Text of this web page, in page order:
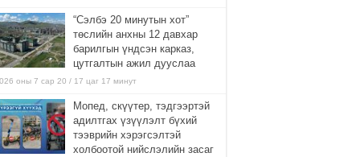
“Сэлбэ 20 минутын хот”
төслийн анхны 12 давхар
барилгын үндсэн карказ,
цутгалтын ажил дууслаа
оны 7 сар 20 / 17 цаг 17 минут
Мопед, скүүтер, тэдгээртэй
адилтгах үзүүлэлт бүхий
тээврийн хэрэгсэлтэй
холбоотой нийслэлийн засаг